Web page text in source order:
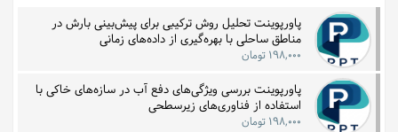
پاورپوینت تحلیل روش ترکیبی برای پیش‌بینی بارش در
مناطق ساحلی با بهره‌گیری از داده‌های زمانی
۱۹۸,۰۰۰ تومان
پاورپوینت بررسی ویژگی‌های دفع آب در سازه‌های خاکی با
استفاده از فناوری‌های زیرسطحی
۱۹۸,۰۰۰ تومان